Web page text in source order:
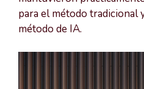
para el método tradicional
método de IA.